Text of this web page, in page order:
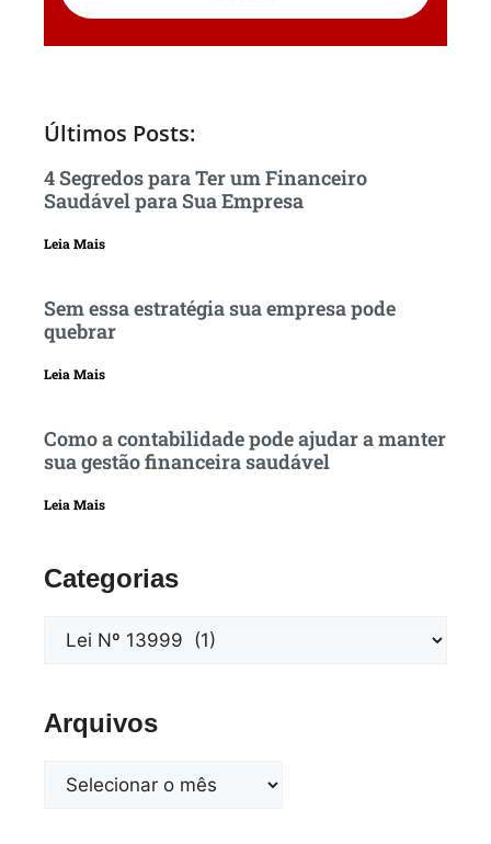
Últimos Posts:
4 Segredos para Ter um Financeiro
Saudável para Sua Empresa
Leia Mais
Sem essa estratégia sua empresa pode
quebrar
Leia Mais
Como a contabilidade pode ajudar a manter
sua gestão financeira saudável
Leia Mais
Categorias
Arquivos